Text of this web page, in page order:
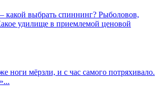
какой выбрать спиннинг? Рыболовов,
удилище в приемлемой ценовой
ноги мёрзли, и с час самого потряхивало.